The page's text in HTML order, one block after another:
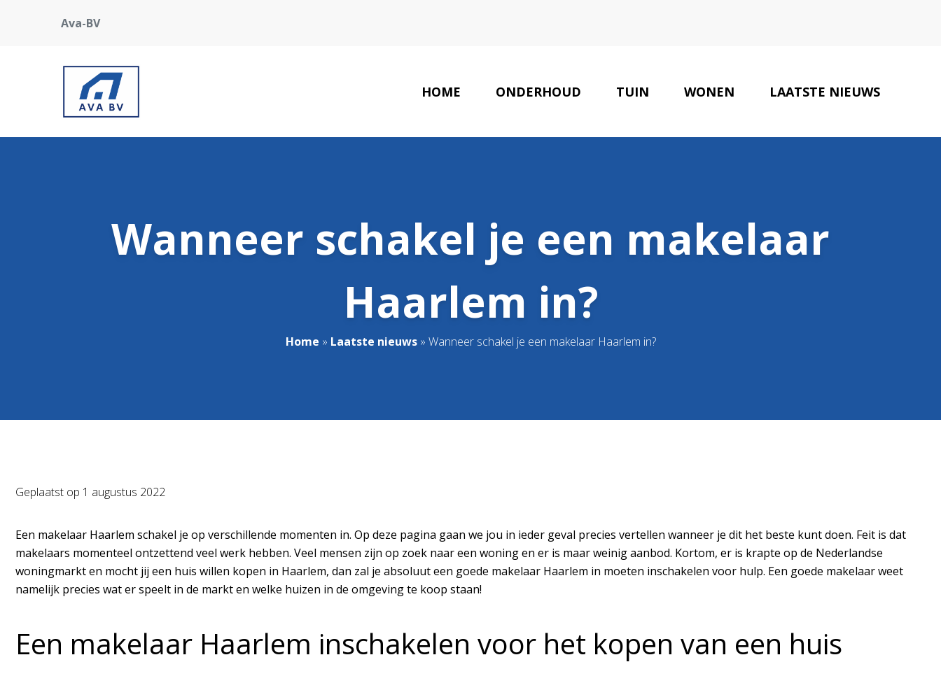
Ava-BV
HOME ONDERHOUD TUIN WONEN LAATSTE NIEUWS
Wanneer schakel je een makelaar
Haarlem in?
Home » Laatste nieuws» Wanneer schakel je een makelaar Haarlem in?
Geplaatst op 1 augustus 2022
Een makelaar Haarlem schakel je op verschillende momenten in. Op deze pagina gaan we jou in ieder geval precies vertellen wanneer je dit het beste kunt doen. Feit is dat
makelaars momenteel ontzettend veel werk hebben. Veel mensen zijn op zoek naar een woning en er is maar weinig aanbod. Kortom, er is krapte op de Nederlandse
woningmarkt en mocht jij een huis willen kopen in Haarlem, dan zal je absoluut een goede makelaar Haarlem in moeten inschakelen voor hulp. Een goede makelaar weet
namelijk precies wat er speelt in de markt en welke huizen in de omgeving te koop staan!
Een makelaar Haarlem inschakelen voor het kopen van een huis